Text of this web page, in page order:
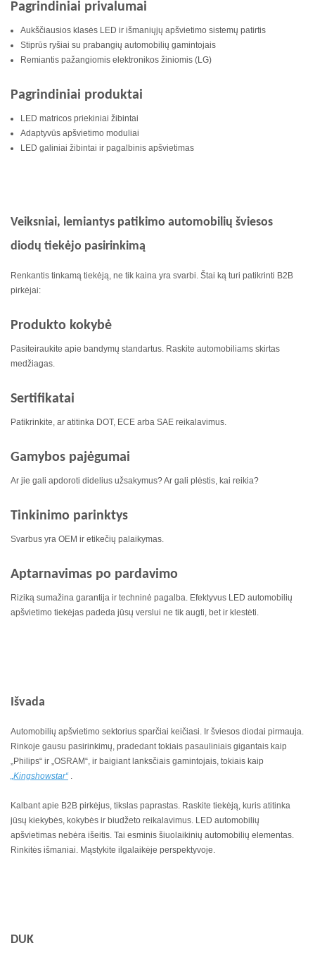
Pagrindiniai privalumai
Aukščiausios klasės LED ir išmaniųjų apšvietimo sistemų patirtis
Stiprūs ryšiai su prabangių automobilių gamintojais
Remiantis pažangiomis elektronikos žiniomis (LG)
Pagrindiniai produktai
LED matricos priekiniai žibintai
Adaptyvūs apšvietimo moduliai
LED galiniai žibintai ir pagalbinis apšvietimas
Veiksniai, lemiantys patikimo automobilių šviesos
diodų tiekėjo pasirinkimą
Renkantis tinkamą tiekėją, ne tik kaina yra svarbi. Štai ką turi patikrinti B2B
pirkėjai:
Produkto kokybė
Pasiteiraukite apie bandymų standartus. Raskite automobiliams skirtas
medžiagas.
Sertifikatai
Patikrinkite, ar atitinka DOT, ECE arba SAE reikalavimus.
Gamybos pajėgumai
Ar jie gali apdoroti didelius užsakymus? Ar gali plėstis, kai reikia?
Tinkinimo parinktys
Svarbus yra OEM ir etikečių palaikymas.
Aptarnavimas po pardavimo
Riziką sumažina garantija ir techninė pagalba. Efektyvus LED automobilių
apšvietimo tiekėjas padeda jūsų verslui ne tik augti, bet ir klestėti.
Išvada
Automobilių apšvietimo sektorius sparčiai keičiasi. Ir šviesos diodai pirmauja.
Rinkoje gausu pasirinkimų, pradedant tokiais pasauliniais gigantais kaip
„Philips“ ir „OSRAM“, ir baigiant lanksčiais gamintojais, tokiais kaip
„Kingshowstar“.
Kalbant apie B2B pirkėjus, tikslas paprastas. Raskite tiekėją, kuris atitinka
jūsų kiekybės, kokybės ir biudžeto reikalavimus. LED automobilių
apšvietimas nebėra išeitis. Tai esminis šiuolaikinių automobilių elementas.
Rinkitės išmaniai. Mąstykite ilgalaikėje perspektyvoje.
DUK